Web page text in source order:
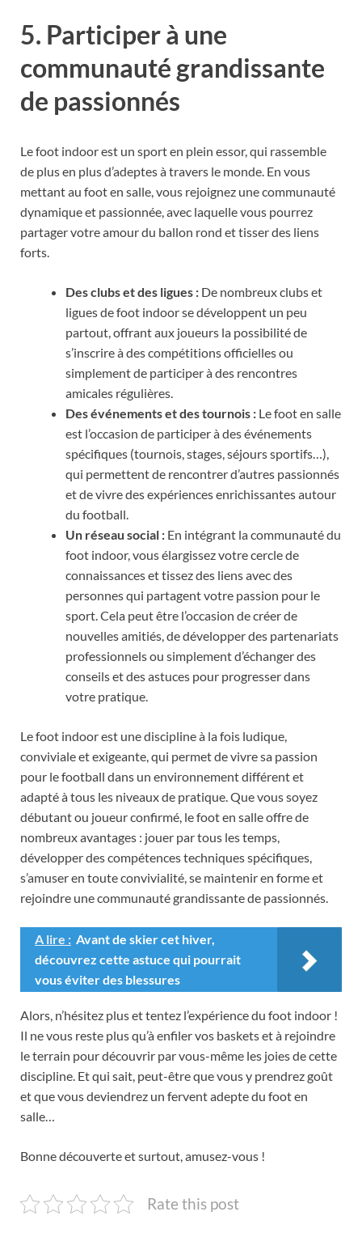
5. Participer à une
communauté grandissante
de passionnés
Le foot indoor est un sport en plein essor, qui rassemble
de plus en plus d’adeptes à travers le monde. En vous
mettant au foot en salle, vous rejoignez une communauté
dynamique et passionnée, avec laquelle vous pourrez
partager votre amour du ballon rond et tisser des liens
forts.
Des clubs et des ligues : De nombreux clubs et
ligues de foot indoor se développent un peu
partout, offrant aux joueurs la possibilité de
s’inscrire à des compétitions officielles ou
simplement de participer à des rencontres
amicales régulières.
Des événements et des tournois : Le foot en salle
est l’occasion de participer à des événements
spécifiques (tournois, stages, séjours sportifs…),
qui permettent de rencontrer d’autres passionnés
et de vivre des expériences enrichissantes autour
du football.
Un réseau social : En intégrant la communauté du
foot indoor, vous élargissez votre cercle de
connaissances et tissez des liens avec des
personnes qui partagent votre passion pour le
sport. Cela peut être l’occasion de créer de
nouvelles amitiés, de développer des partenariats
professionnels ou simplement d’échanger des
conseils et des astuces pour progresser dans
votre pratique.
Le foot indoor est une discipline à la fois ludique,
conviviale et exigeante, qui permet de vivre sa passion
pour le football dans un environnement différent et
adapté à tous les niveaux de pratique. Que vous soyez
débutant ou joueur confirmé, le foot en salle offre de
nombreux avantages : jouer par tous les temps,
développer des compétences techniques spécifiques,
s’amuser en toute convivialité, se maintenir en forme et
rejoindre une communauté grandissante de passionnés.
A lire : Avant de skier cet hiver,
découvrez cette astuce qui pourrait
vous éviter des blessures
Alors, n’hésitez plus et tentez l’expérience du foot indoor !
Il ne vous reste plus qu’à enfiler vos baskets et à rejoindre
le terrain pour découvrir par vous-même les joies de cette
discipline. Et qui sait, peut-être que vous y prendrez goût
et que vous deviendrez un fervent adepte du foot en
salle…
Bonne découverte et surtout, amusez-vous !
Rate this post